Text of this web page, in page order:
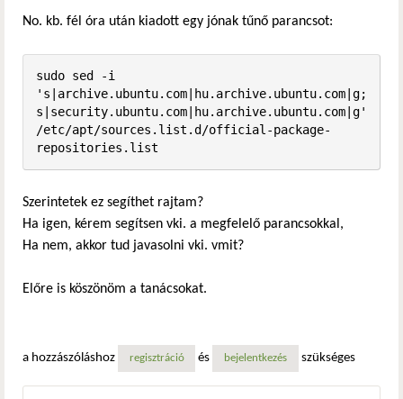
No. kb. fél óra után kiadott egy jónak tűnő parancsot:
sudo sed -i
's|archive.ubuntu.com|hu.archive.ubuntu.com|g;
s|security.ubuntu.com|hu.archive.ubuntu.com|g'
/etc/apt/sources.list.d/official-package-
Szerintetek ez segíthet rajtam?
Ha igen, kérem segítsen vki. a megfelelő parancsokkal,
Ha nem, akkor tud javasolni vki. vmit?
Előre is köszönöm a tanácsokat.
a hozzászóláshoz regisztráció és bejelentkezés szükséges